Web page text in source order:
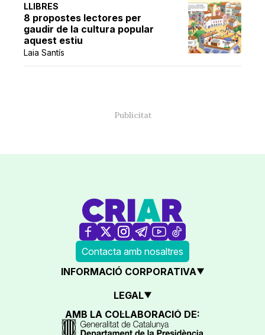
LLIBRES
8 propostes lectores per
gaudir de la cultura popular
aquest estiu
Laia Santís
Contacta amb nosaltres
INFORMACIÓ CORPORATIVA
LEGAL
AMB LA COL·LABORACIÓ DE: